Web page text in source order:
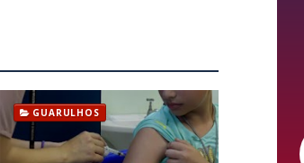
GUARULHOS